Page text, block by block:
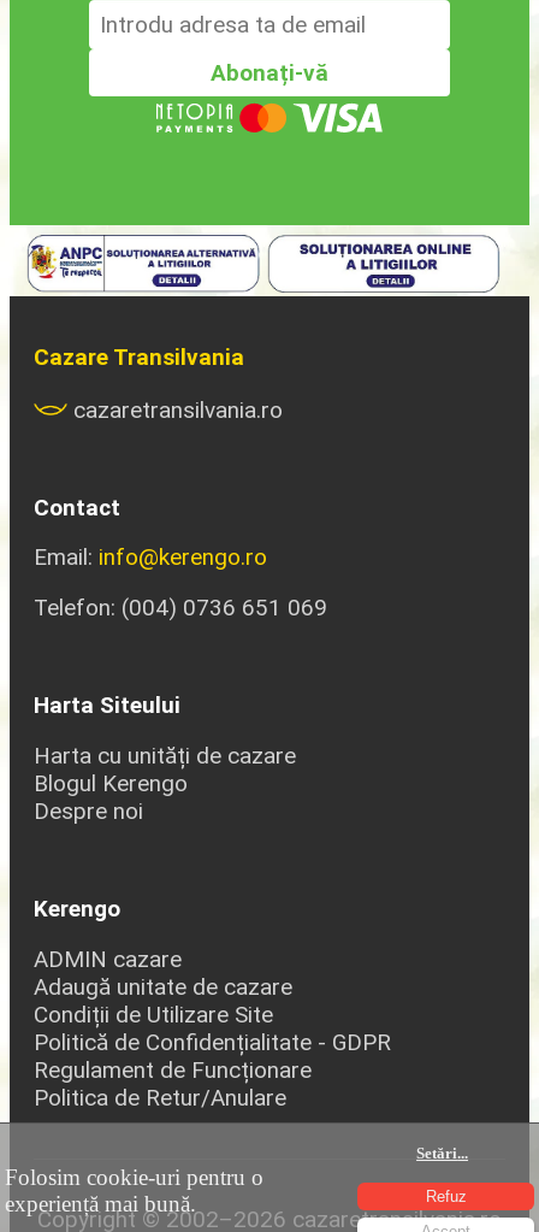
Cazare Transilvania
cazaretransilvania.ro
Contact
Email: info@kerengo.ro
Telefon: (004) 0736 651 069
Harta Siteului
Harta cu unități de cazare
Blogul Kerengo
Despre noi
Kerengo
ADMIN cazare
Adaugă unitate de cazare
Condiții de Utilizare Site
Politică de Confidențialitate - GDPR
Regulament de Funcționare
Politica de Retur/Anulare
Copyright © 2002–2026 cazaretransilvania.ro
Folosim cookie-uri pentru o
experiență mai bună.
Setări...
Refuz